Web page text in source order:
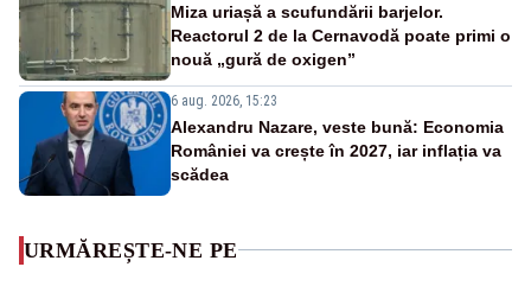
Miza uriașă a scufundării barjelor.
Reactorul 2 de la Cernavodă poate primi o
nouă „gură de oxigen”
6 aug. 2026, 15:23
Alexandru Nazare, veste bună: Economia
României va crește în 2027, iar inflația va
scădea
URMĂREȘTE-NE PE